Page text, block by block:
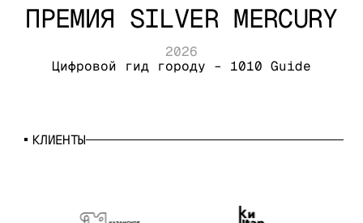
ПРЕМИЯ SILVER MERCURY
ПРЕМИЯ SILVER MERCURY
2026
Цифровой гид городу – 1010 Guide
КЛИЕНТЫ